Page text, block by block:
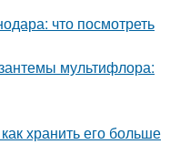
что посмотреть
мультифлора:
хранить его больше